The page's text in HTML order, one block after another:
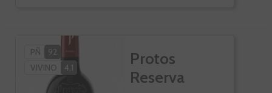
PÑ
92
VIVINO
4,1
Protos
Reserva